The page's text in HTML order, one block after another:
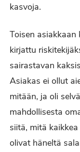
kasvoja.
Toisen
kirjattu
sairastavan
Asiakas ei ollut
mitään, ja oli
mahdollisesta
siitä, mitä
olivat häneltä